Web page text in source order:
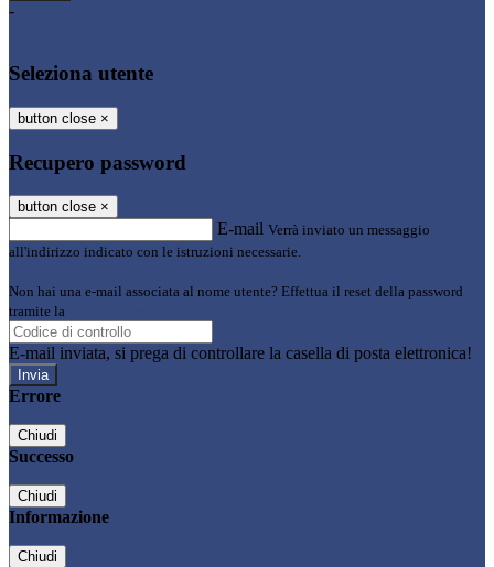
-
Seleziona utente
button close ×
Recupero password
button close ×
E-mail Verrà inviato un messaggio
all'indirizzo indicato con le istruzioni necessarie.
Non hai una e-mail associata al nome utente? Effettua il reset della password
tramite la
E-mail inviata, si prega di controllare la casella di posta elettronica!
Errore
Chiudi
Successo
Chiudi
Informazione
Chiudi